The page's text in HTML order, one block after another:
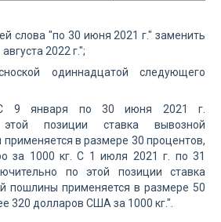
слова "по 30 июня 2021 г." заменить
2022 г.";
одиннадцатой следующего
9 января по 30 июня 2021 г.
позиции ставка вывозной
в размере 30 процентов,
за 1000 кг. С 1 июля 2021 г. по 31
по этой позиции ставка
пошлины применяется в размере 50
320 долларов США за 1000 кг.".